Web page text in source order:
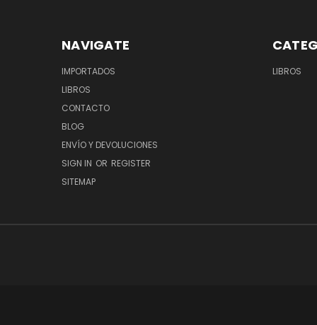
NAVIGATE
IMPORTADOS
LIBROS
CONTACTO
BLOG
ENVÍO Y DEVOLUCIONES
SIGN IN OR REGISTER
SITEMAP
LIBROS